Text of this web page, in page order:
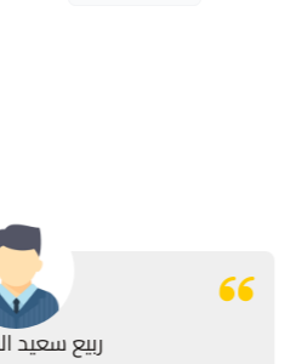
ربيع سعيد